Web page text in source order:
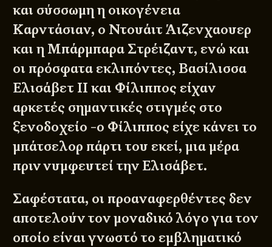
και σύσσωμη η οικογένεια
Καρντάσιαν, ο Ντουάιτ Άιζενχαουερ
και η Μπάρμπαρα Στρέιζαντ, ενώ και
οι πρόσφατα εκλιπόντες, Βασίλισσα
Ελισάβετ ΙΙ και Φίλιππος είχαν
αρκετές σημαντικές στιγμές στο
ξενοδοχείο -ο Φίλιππος είχε κάνει το
μπάτσελορ πάρτι του εκεί, μια μέρα
πριν νυμφευτεί την Ελισάβετ.
Σαφέστατα, οι προαναφερθέντες δεν
αποτελούν τον μοναδικό λόγο για τον
οποίο είναι γνωστό το εμβληματικό